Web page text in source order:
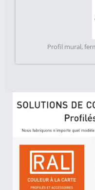
Profil mural,